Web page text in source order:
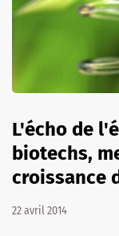
L'écho de
biotechs,
croissance
22 avril 2014